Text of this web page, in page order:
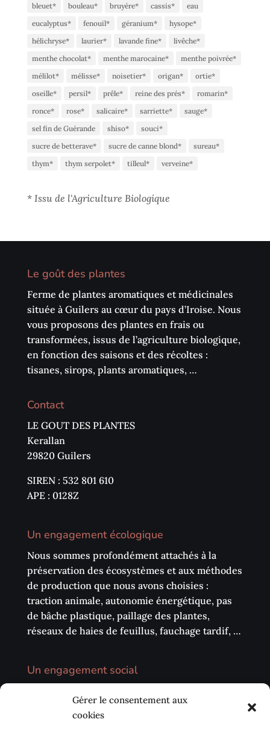
Gérer le consentement aux
cookies
bleuet*
bouleau* bruyère* cassis*
eau
eucalyptus*
fenouil* géranium*
hysope*
hélichryse*
laurier* lavande fine*
livêche*
menthe chocolat*
menthe marocaine*
menthe poivrée*
mélilot*
mélisse* noisetier* origan*
ortie*
oseille*
persil* prêle* reine des prés*
romarin*
ronce*
rose* salicaire* sarriette*
sauge*
sel fin de Guérande
shiso*
souci*
sucre de betterave*
sucre de canne blond*
sureau*
thym*
thym serpolet* tilleul* verveine*
* Issu de l'Agriculture Biologique
Le goût des plantes
Ferme de plantes aromatiques et médicinales
située à Guilers au cœur du pays d’Iroise. Nous
vous proposons des plantes en frais ou
transformées, issus de l’agriculture biologique,
en fonction des saisons et des récoltes :
tisanes, sirops, plants aromatiques, …
Contact
LE GOUT DES PLANTES
Kerallan
29820 Guilers
SIREN : 532 801 610
APE : 0128Z
Un engagement écologique
Nous sommes profondément attachés à la
préservation des écosystèmes et aux méthodes
de production que nous avons choisies :
traction animale, autonomie énergétique, pas
de bâche plastique, paillage des plantes,
réseaux de haies de feuillus, fauchage tardif, …
Un engagement social
marchés, les circuits courts (AMAP, …) et notre
environnement local. Nous avons également à